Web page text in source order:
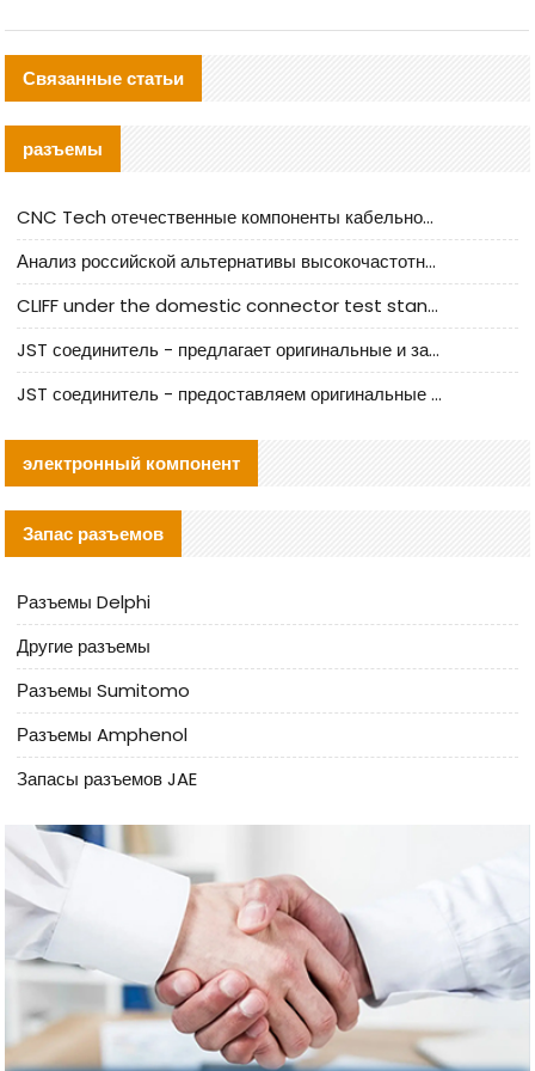
Связанные статьи
разъемы
CNC Tech отечественные компоненты кабельной арматуры оценка и руководство по производственному внедрению
Анализ российской альтернативы высокочастотных кабельных колодцев I-PEX
CLIFF under the domestic connector test standard update
JST соединитель - предлагает оригинальные и заменяющие JST NSHR-02V-S соединители
JST соединитель - предоставляем оригинальные JST GHR-09V-S соединители и их аналоги
электронный компонент
Запас разъемов
Разъемы Delphi
Другие разъемы
Разъемы Sumitomo
Разъемы Amphenol
Запасы разъемов JAE